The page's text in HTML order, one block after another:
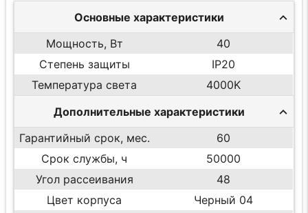
Основные характеристики
Мощность, Вт
40
Степень защиты
IP20
Температура света
4000K
Дополнительные характеристики
Гарантийный срок, мес.
60
Срок службы, ч
50000
Угол рассеивания
48
Цвет корпуса
Черный 04